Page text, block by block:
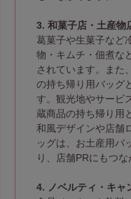
3. 和菓子店・土産物
葛菓子や生菓子など
物・キムチ・佃煮な
されています。また
の持ち帰り用バッグ
す。観光地やサービ
蔵商品の持ち帰り用
和風デザインや店舗
ッグは、お土産用バ
り、店舗PRにもつな
4. ノベルティ・キャ